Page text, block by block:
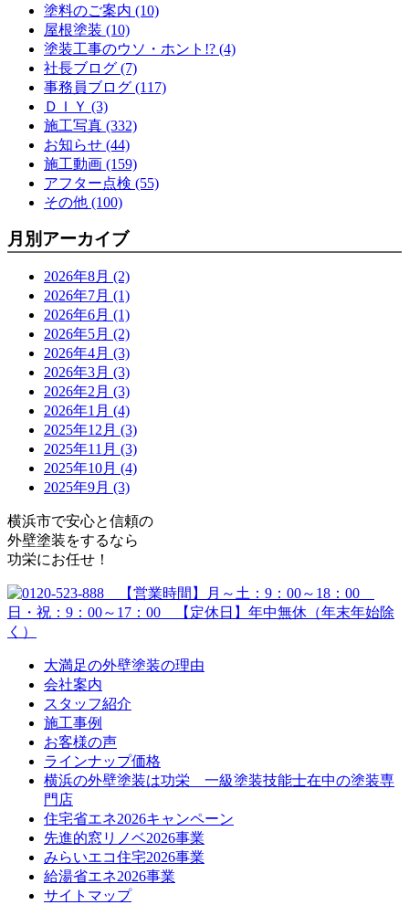
塗料のご案内 (10)
屋根塗装 (10)
塗装工事のウソ・ホント!? (4)
社長ブログ (7)
事務員ブログ (117)
ＤＩＹ (3)
施工写真 (332)
お知らせ (44)
施工動画 (159)
アフター点検 (55)
その他 (100)
月別アーカイブ
2026年8月 (2)
2026年7月 (1)
2026年6月 (1)
2026年5月 (2)
2026年4月 (3)
2026年3月 (3)
2026年2月 (3)
2026年1月 (4)
2025年12月 (3)
2025年11月 (3)
2025年10月 (4)
2025年9月 (3)
横浜市で安心と信頼の
外壁塗装をするなら
功栄にお任せ！
大満足の外壁塗装の理由
会社案内
スタッフ紹介
施工事例
お客様の声
ラインナップ価格
横浜の外壁塗装は功栄 一級塗装技能士在中の塗装専
門店
住宅省エネ2026キャンペーン
先進的窓リノベ2026事業
みらいエコ住宅2026事業
給湯省エネ2026事業
サイトマップ